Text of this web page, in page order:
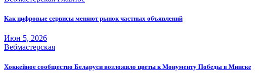
Как цифровые сервисы меняют рынок частных объявлений
Июн 5, 2026
Вебмастерская
Хоккейное сообщество Беларуси возложило цветы к Монументу Победы в Минске